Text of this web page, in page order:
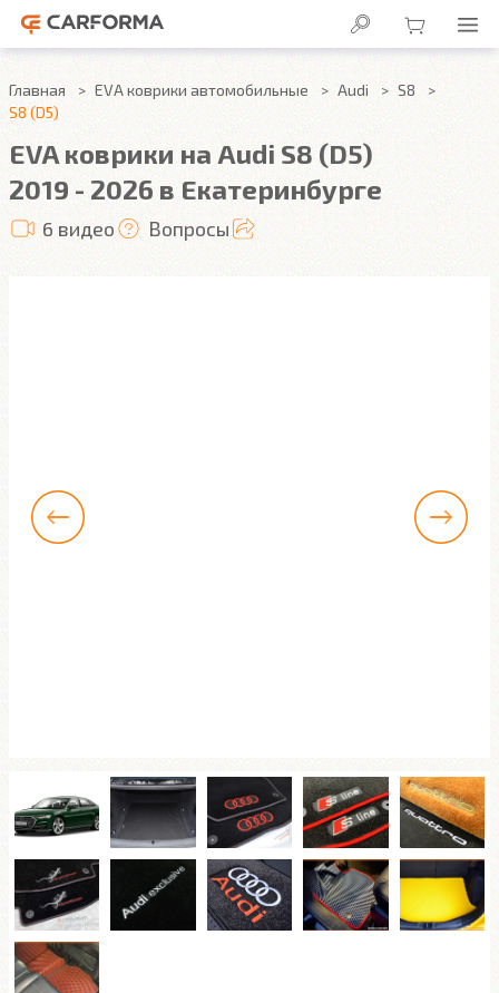
Главная EVA коврики автомобильные Audi
S8
S8 (D5)
EVA коврики на Audi S8 (D5)
2019 - 2026 в Екатеринбурге
6 видео Вопросы